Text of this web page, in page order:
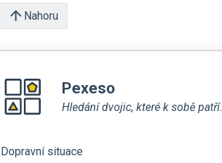
Nahoru
Pexeso
Hledání dvojic, které k sobě patří.
Dopravní situace